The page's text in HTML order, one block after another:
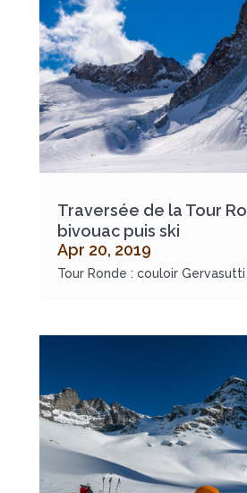
Traversée de la Tour
bivouac puis ski
Apr 20, 2019
Tour Ronde : couloir Gervasutti